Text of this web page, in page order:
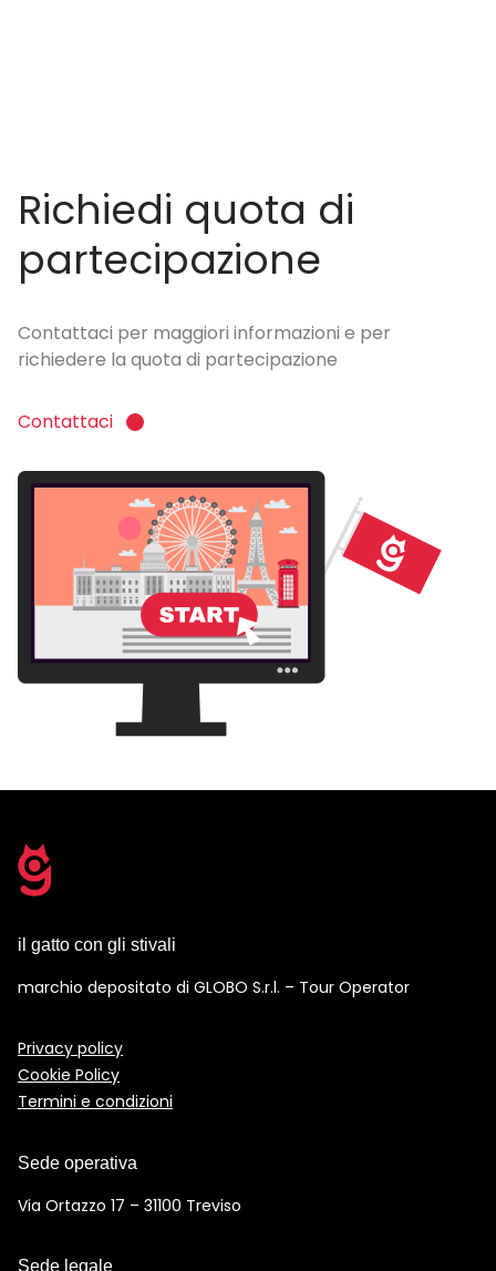
Richiedi quota di
partecipazione
Contattaci per maggiori informazioni e per
richiedere la quota di partecipazione
Contattaci
il gatto con gli stivali
marchio depositato di GLOBO S.r.l. – Tour Operator
Privacy policy
Cookie Policy
Termini e condizioni
Sede operativa
Via Ortazzo 17 – 31100 Treviso
Sede legale